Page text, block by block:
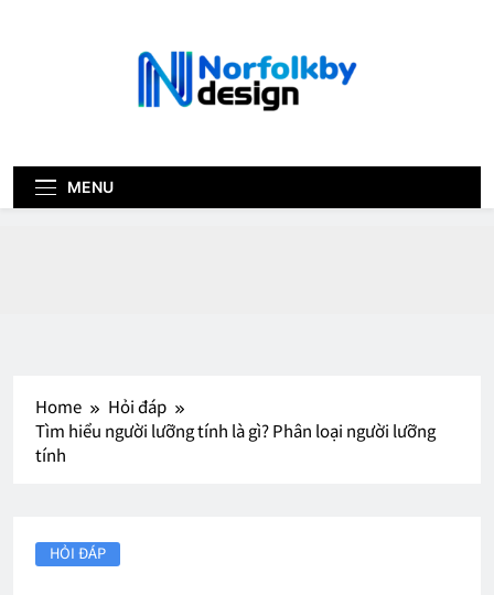
design.com
MENU
Home
Hỏi đáp
Tìm hiểu người lưỡng tính là gì? Phân loại người lưỡng
tính
HỎI ĐÁP